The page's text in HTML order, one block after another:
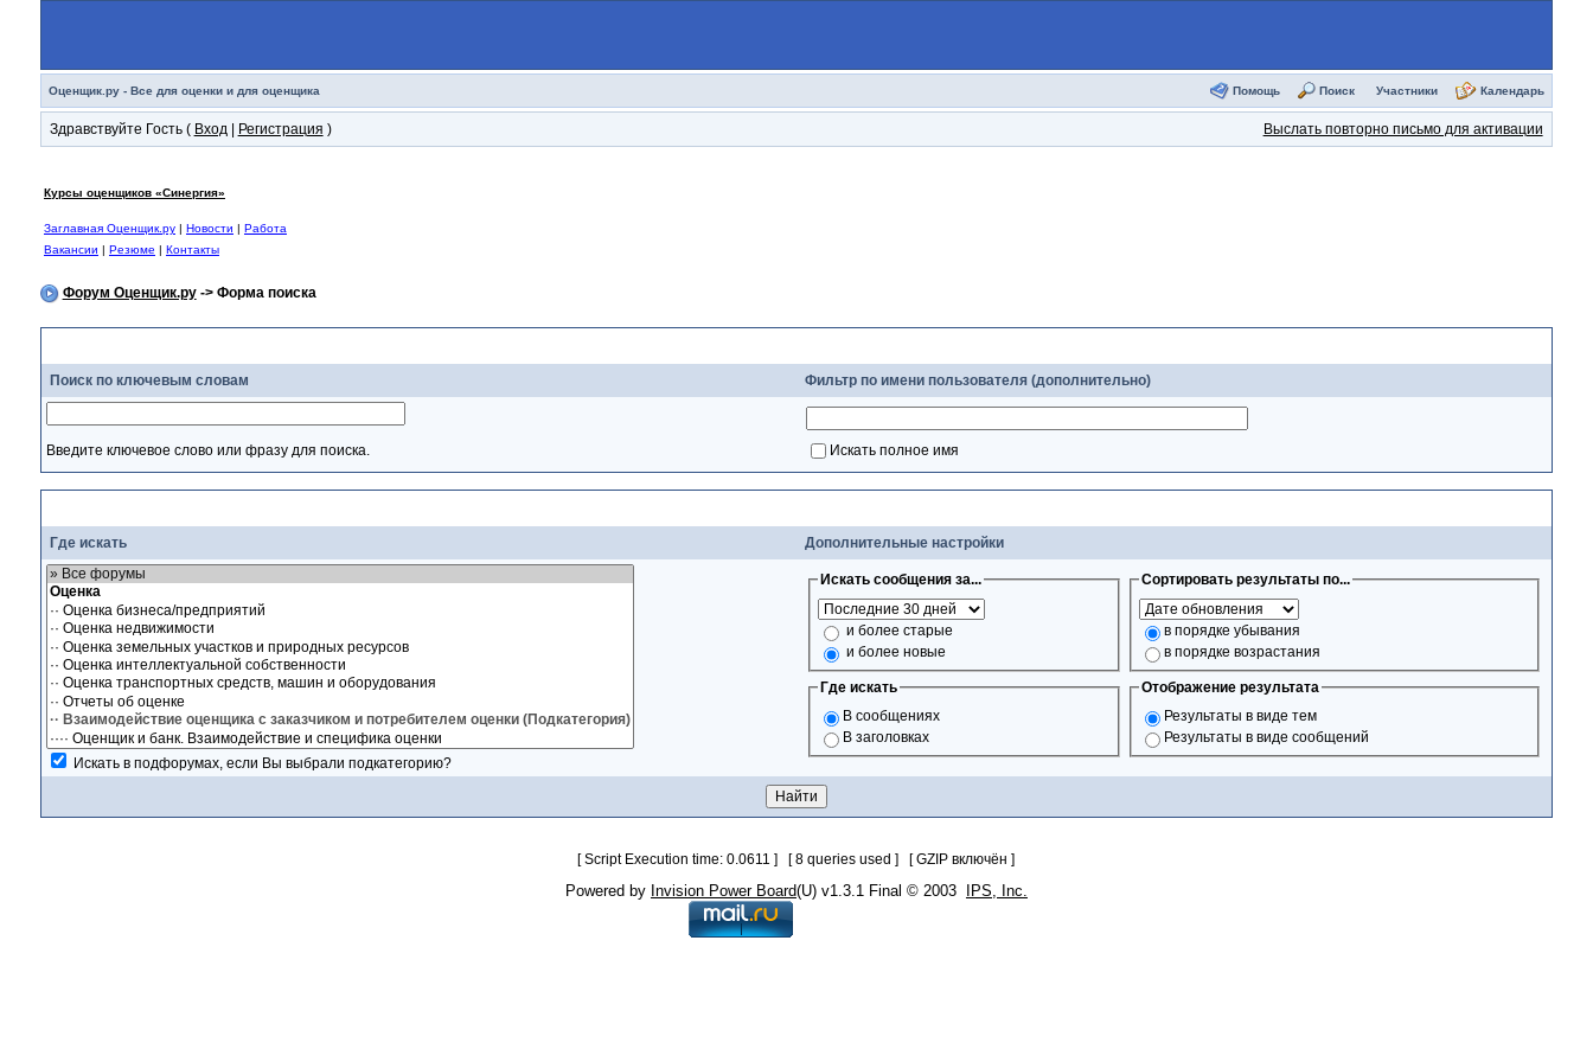
Оценщик.ру - Все для оценки и для оценщика Помощь Поиск Участники Календарь
Здравствуйте Гость ( Вход| Регистрация ) Выслать повторно письмо для активации
Курсы оценщиков «Синергия»
Заглавная Оценщик.ру| Новости | Работа
Вакансии | Резюме | Контакты
Форум Оценщик.ру-> Форма поиска
Поиск по ключевым словам Фильтр по имени пользователя (дополнительно)
Введите ключевое слово или фразу для поиска. Искать полное имя
Где искать Дополнительные настройки
Искать в подфорумах, если Вы выбрали подкатегорию?
Искать сообщения за...
и более старые
и более новые
Сортировать результаты по...
в порядке убывания
в порядке возрастания
Где искать
В сообщениях
В заголовках
Отображение результата
Результаты в виде тем
Результаты в виде сообщений
[ Script Execution time: 0.0611 ] [ 8 queries used ] [ GZIP включён ]
Powered by Invision Power Board(U) v1.3.1 Final © 2003 IPS, Inc.